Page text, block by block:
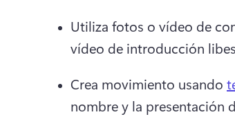
Utiliza fotos o vídeo de
vídeo de introducción
Crea movimiento usando
nombre y la presentación